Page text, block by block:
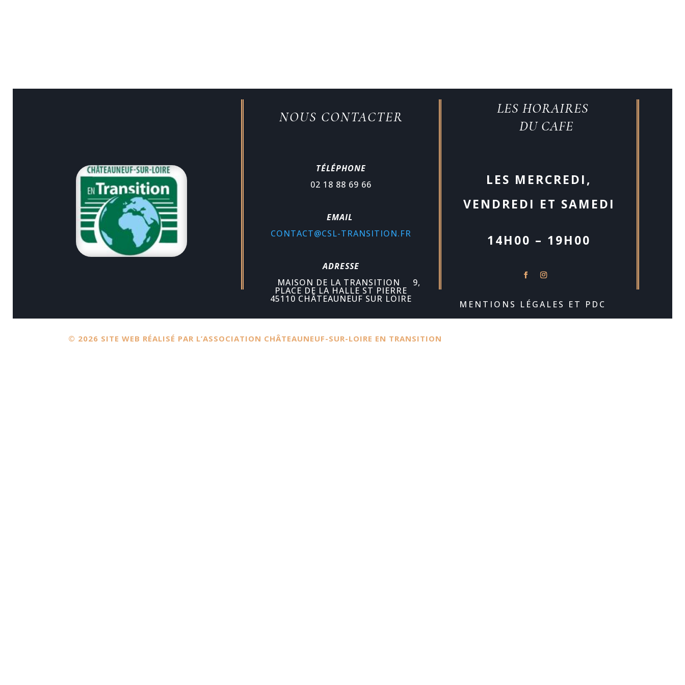
NOUS CONTACTER
TÉLÉPHONE
02 18 88 69 66
EMAIL
CONTACT@CSL-TRANSITION.FR
ADRESSE
MAISON DE LA TRANSITION 9,
PLACE DE LA HALLE ST PIERRE
45110 CHÂTEAUNEUF SUR LOIRE
LES HORAIRES
DU CAFE
LES MERCREDI,
VENDREDI ET SAMEDI
14H00 – 19H00
MENTIONS LÉGALES ET PDC
© 2026 SITE WEB RÉALISÉ PAR L’ASSOCIATION CHÂTEAUNEUF-SUR-LOIRE EN TRANSITION